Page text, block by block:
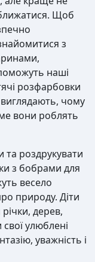
Щоб
з
наші
розфарбовки
виглядають, чому
вони роблять
роздрукувати
з бобрами для
весело
природу. Діти
дерев,
улюблені
уважність і